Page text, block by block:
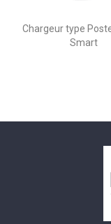
Chargeur type
Smart